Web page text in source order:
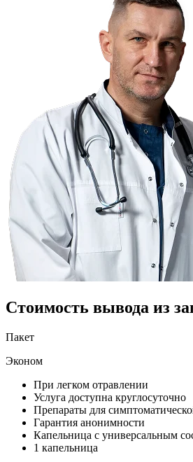
Стоимость вывода из
Пакет
Эконом
При легком отравлении
Услуга доступна круглосуточно
Препараты для
Гарантия анонимности
Капельница с универсальным
1 капельница